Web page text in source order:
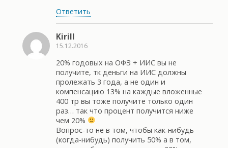
Ответить
Kirill
15.12.2016
20% годовых на ОФЗ + ИИС вы не
получите, тк деньги на ИИС должны
пролежать 3 года, а не один и
компенсацию 13% на каждые вложенные
400 тр вы тоже получите только один
раз… так что процент получится ниже
чем 20%
Вопрос-то не в том, чтобы как-нибудь
(когда-нибудь) получить 50% а в том,